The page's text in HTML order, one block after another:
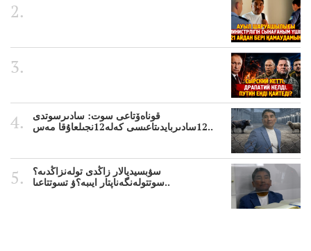
قوناەۆتاعى سوت: سادىرسوتدى
12سادىربايدىتاعىسى كەلە12نجىلعاۇقا مەس..
سۋبسيديالار زاڭدى تولەنزاڭدىە؟
سوتتولەنگەناپتار ايىبە؟ۋ تسوتتاعىا..